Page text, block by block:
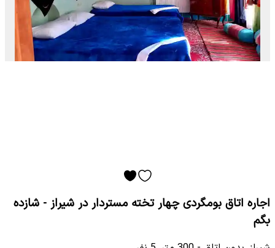
اجاره اتاق بومگردی چهار تخته مستردار در شیراز - شازده
بگم